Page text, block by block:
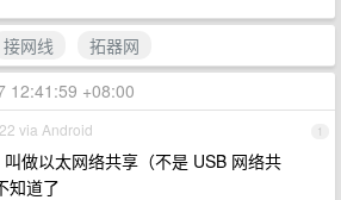
接网线
拓器网
12:41:59 +08:00
1
via Android
做以太网络共享（不是 USB 网络共
知道了